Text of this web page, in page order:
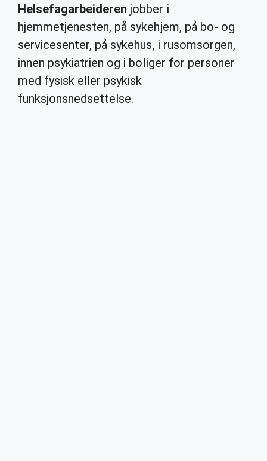
Helsefagarbeideren jobber i
hjemmetjenesten, på sykehjem, på bo- og
servicesenter, på sykehus, i rusomsorgen,
innen psykiatrien og i boliger for personer
med fysisk eller psykisk
funksjonsnedsettelse.